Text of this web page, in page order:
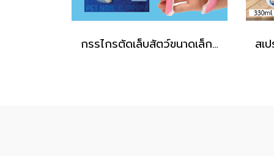
กรรไกรตัดเล็บสัตว์ขนาดเล็ก_ขนาด 12.5*5cm [คละสี]